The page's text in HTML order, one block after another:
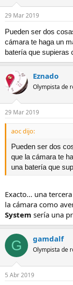
29 Mar 2019
Pueden ser dos
cámara te haga un
batería que supieras
Eznado
Olympista de
29 Mar 2019
aoc dijo:
Pueden ser dos
que la cámara te
una batería que
Exacto... una
la cámara como
System sería una
G gamdalf
Olympista de
5 Abr 2019